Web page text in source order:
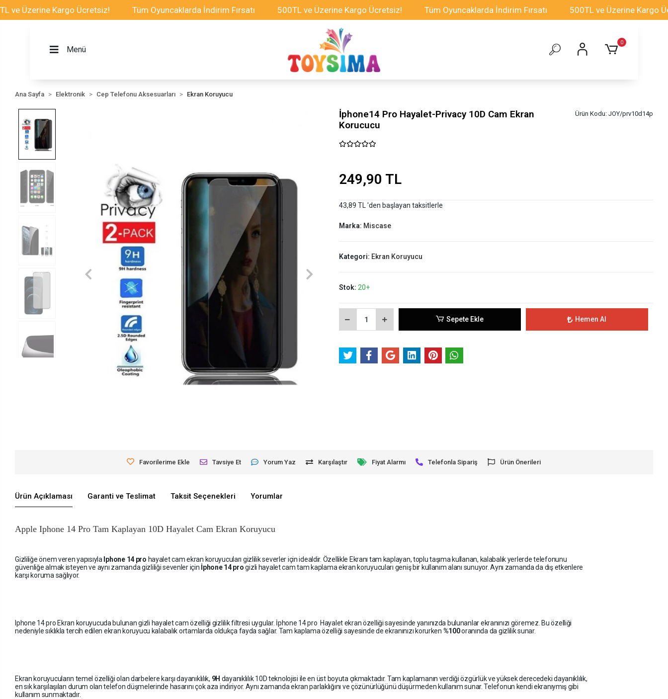
Kargo Ücretsiz! Tüm Oyuncaklarda İndirim Fırsatı 500TL ve Üzerine Kargo Ücretsiz! Tüm Oyuncaklarda İndirim Fırsatı 500TL ve Üzerine Kargo
Menü
0
Ana Sayfa Elektronik Cep Telefonu Aksesuarları Ekran Koruyucu
İphone14 Pro Hayalet-Privacy 10D Cam Ekran
Korucucu
Ürün Kodu: JOY/prv10d14p
249,90 TL
43,89 TL 'den başlayan taksitlerle
Marka: Miscase
Kategori: Ekran Koruyucu
Stok: 20+
Sepete Ekle Hemen Al
Favorilerime Ekle Tavsiye Et Yorum Yaz Karşılaştır Fiyat Alarmı Telefonla Sipariş Ürün Önerileri
Ürün Açıklaması Garanti ve Teslimat Taksit Seçenekleri Yorumlar
Apple Iphone 14 Pro Tam Kaplayan 10D Hayalet Cam Ekran Koruyucu
Gizliliğe önem veren yapısıyla Iphone 14 pro hayalet cam ekran koruyucuları gizlilik severler için idealdir. Özellikle Ekranı tam kaplayan, toplu taşıma kullanan, kalabalık yerlerde telefonunu
güvenliğe almak isteyen ve aynı zamanda gizliliği sevenler için İphone 14 progizli hayalet cam tam kaplama ekran koruyucuları geniş bir kullanım alanı sunuyor. Aynı zamanda da dış etkenlere
karşı koruma sağlıyor.
Iphone 14 pro Ekran koruyucuda bulunan gizli hayalet cam özelliği gizlilik filtresi uygular. İphone 14 pro Hayalet ekran özelliği sayesinde yanınızda bulunanlar ekranınızı göremez. Bu özelliği
nedeniyle sıklıkla tercih edilen ekran koruyucu kalabalık ortamlarda oldukça fayda sağlar. Tam kaplama özelliği sayesinde de ekranınızı korurken %100oranında da gizlilik sunar.
Ekran koruyucuların temel özelliği olan darbelere karşı dayanıklılık, 9H dayanıklılık 10D teknolojisi ile en üst boyuta çıkmaktadır. Tam kaplamanın verdiği özgürlük ve yüksek derecedeki dayanıklılık,
en sık karşılaşılan durum olan telefon düşmelerinde hasarını çok aza indiriyor. Aynı zamanda ekran parlaklığını ve çözünürlüğünü düşürmeden kullanım sunar. Telefonun kendi ekranıymış gibi
kullanım sunmaktadır.